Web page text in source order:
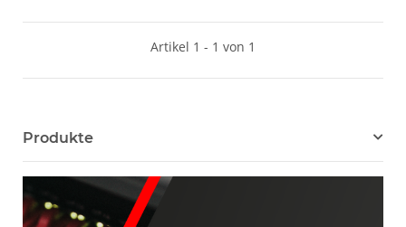
Artikel 1 - 1 von 1
Produkte